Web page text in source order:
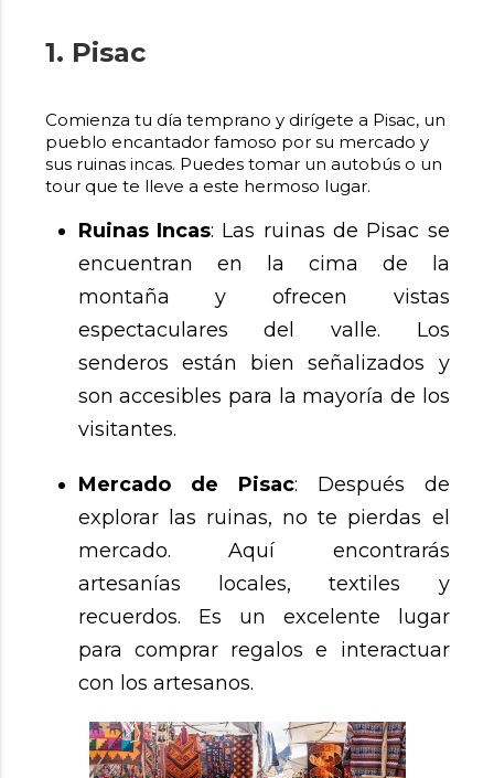
1. Pisac
Comienza tu día temprano y dirígete a Pisac, un
pueblo encantador famoso por su mercado y
sus ruinas incas. Puedes tomar un autobús o un
tour que te lleve a este hermoso lugar.
Ruinas Incas: Las ruinas de Pisac se
encuentran en la cima de la
montaña y ofrecen vistas
espectaculares del valle. Los
senderos están bien señalizados y
son accesibles para la mayoría de los
visitantes.
Mercado de Pisac: Después de
explorar las ruinas, no te pierdas el
mercado. Aquí encontrarás
artesanías locales, textiles y
recuerdos. Es un excelente lugar
para comprar regalos e interactuar
con los artesanos.